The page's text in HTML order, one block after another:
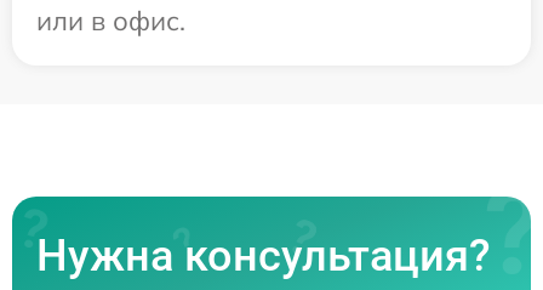
или в офис.
Нужна консультация?